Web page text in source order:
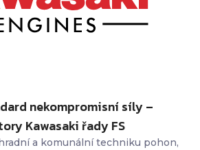
nekompromisní síly –
Kawasaki řady FS
a komunální techniku pohon,